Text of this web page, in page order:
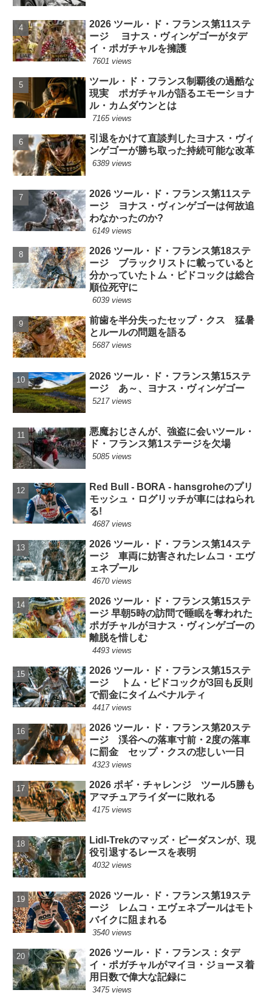
2026 ツール・ド・フランス第11ステ
ージ ヨナス・ヴィンゲゴーがタデ
イ・ポガチャルを擁護
7601 views
ツール・ド・フランス制覇後の過酷な
現実 ポガチャルが語るエモーショナ
ル・カムダウンとは
7165 views
引退をかけて直談判したヨナス・ヴィ
ンゲゴーが勝ち取った持続可能な改革
6389 views
2026 ツール・ド・フランス第11ステ
ージ ヨナス・ヴィンゲゴーは何故追
わなかったのか?
6149 views
2026 ツール・ド・フランス第18ステ
ージ ブラックリストに載っていると
分かっていたトム・ピドコックは総合
順位死守に
6039 views
前歯を半分失ったセップ・クス 猛暑
とルールの問題を語る
5687 views
2026 ツール・ド・フランス第15ステ
ージ あ～、ヨナス・ヴィンゲゴー
5217 views
悪魔おじさんが、強盗に会いツール・
ド・フランス第1ステージを欠場
5085 views
Red Bull - BORA - hansgroheのプリ
モッシュ・ログリッチが車にはねられ
る!
4687 views
2026 ツール・ド・フランス第14ステ
ージ 車両に妨害されたレムコ・エヴ
ェネプール
4670 views
2026 ツール・ド・フランス第15ステ
ージ 早朝5時の訪問で睡眠を奪われた
ポガチャルがヨナス・ヴィンゲゴーの
離脱を惜しむ
4493 views
2026 ツール・ド・フランス第15ステ
ージ トム・ピドコックが3回も反則
で罰金にタイムペナルティ
4417 views
2026 ツール・ド・フランス第20ステ
ージ 渓谷への落車寸前・2度の落車
に罰金 セップ・クスの悲しい一日
4323 views
2026 ポギ・チャレンジ ツール5勝も
アマチュアライダーに敗れる
4175 views
Lidl-Trekのマッズ・ピーダスンが、現
役引退するレースを表明
4032 views
2026 ツール・ド・フランス第19ステ
ージ レムコ・エヴェネプールはモト
バイクに阻まれる
3540 views
2026 ツール・ド・フランス：タデ
イ・ポガチャルがマイヨ・ジョーヌ着
用日数で偉大な記録に
3475 views